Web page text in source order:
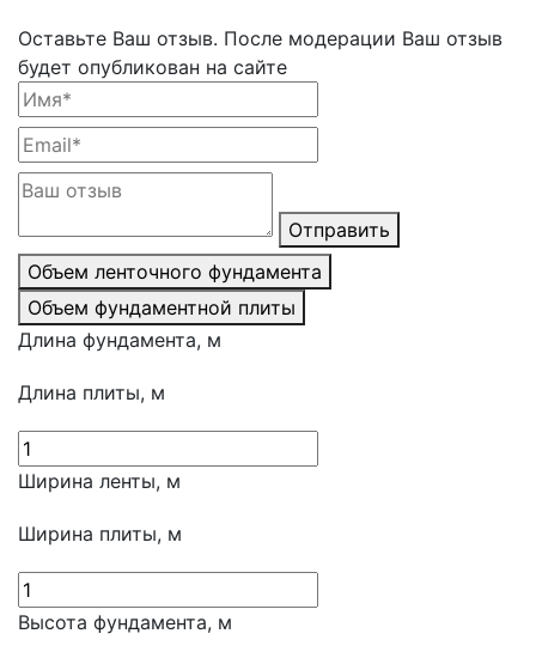
Оставьте Ваш отзыв. После модерации Ваш отзыв
будет опубликован на сайте
Отправить
Объем ленточного фундамента
Объем фундаментной плиты
Длина фундамента, м
Длина плиты, м
Ширина ленты, м
Ширина плиты, м
Высота фундамента, м